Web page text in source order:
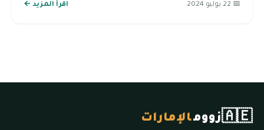
📅 22 يوليو 2024 اقرأ المزيد ←
🇦🇪زوومالإمارات